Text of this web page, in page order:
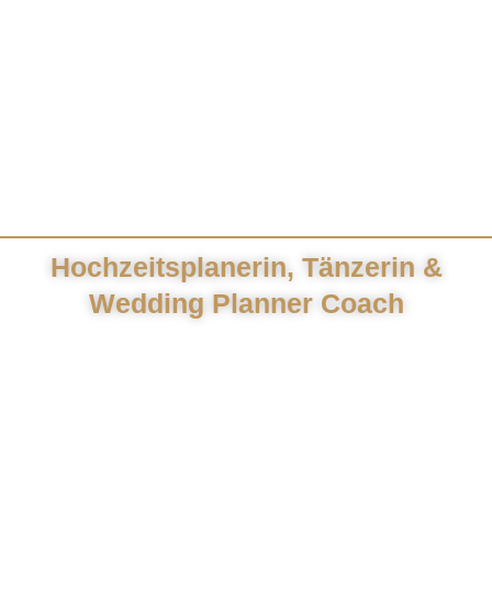
Hochzeitsplanerin, Tänzerin &
Wedding Planner Coach